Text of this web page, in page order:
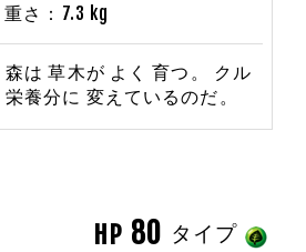
さ：7.3 kg
は 草木が よく 育つ。 クル
養分に 変えているのだ。
HP 80 タイプ